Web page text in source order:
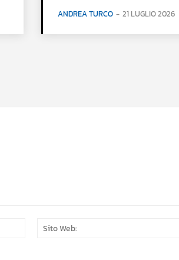
ANDREA TURCO - 21 LUGLIO 2026
Email:*